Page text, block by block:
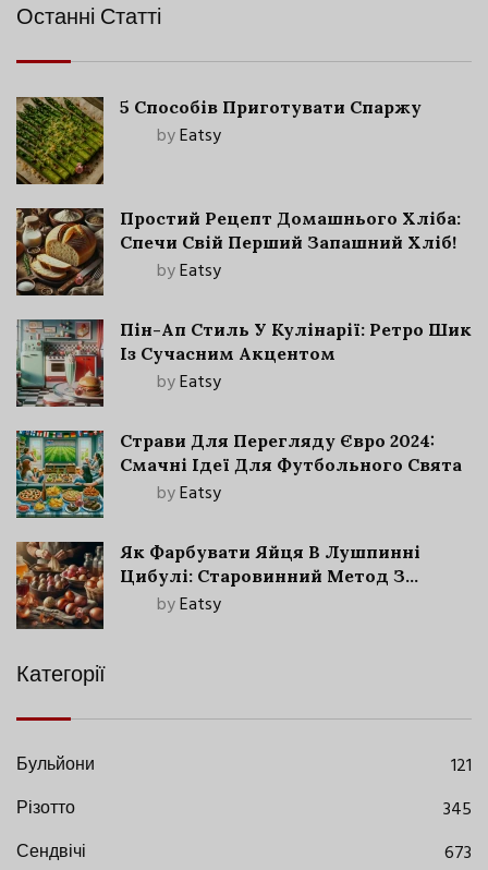
Останні Статті
5 Способів Приготувати Спаржу
byEatsy
Простий Рецепт Домашнього Хліба:
Спечи Свій Перший Запашний Хліб!
byEatsy
Пін-Ап Стиль У Кулінарії: Ретро Шик
Із Сучасним Акцентом
byEatsy
Страви Для Перегляду Євро 2024:
Смачні Ідеї Для Футбольного Свята
byEatsy
Як Фарбувати Яйця В Лушпинні
Цибулі: Старовинний Метод З
Сучасними Нюансами
byEatsy
Категорії
Бульйони
121
Різотто
345
Сендвічі
673